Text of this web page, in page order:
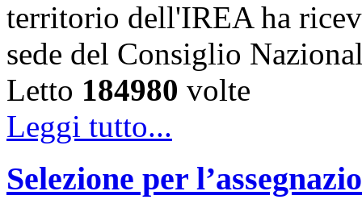
territorio dell'IREA ha
sede del Consiglio
Letto 184980 volte
Leggi tutto...
Selezione per